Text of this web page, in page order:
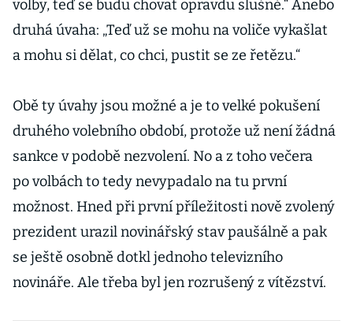
volby, teď se budu chovat opravdu slušně.“ Anebo
druhá úvaha: „Teď už se mohu na voliče vykašlat
a mohu si dělat, co chci, pustit se ze řetězu.“
Obě ty úvahy jsou možné a je to velké pokušení
druhého volebního období, protože už není žádná
sankce v podobě nezvolení. No a z toho večera
po volbách to tedy nevypadalo na tu první
možnost. Hned při první příležitosti nově zvolený
prezident urazil novinářský stav paušálně a pak
se ještě osobně dotkl jednoho televizního
novináře. Ale třeba byl jen rozrušený z vítězství.